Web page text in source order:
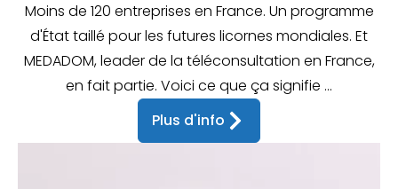
Moins de 120 entreprises en France. Un programme
d'État taillé pour les futures licornes mondiales. Et
MEDADOM, leader de la téléconsultation en France,
en fait partie. Voici ce que ça signifie ...
Plus d'info